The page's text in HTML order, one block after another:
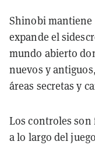
Shinobi mantiene
expande el
mundo abierto
nuevos y
áreas secretas y
Los controles
a lo largo del